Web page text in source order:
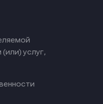
услуг,